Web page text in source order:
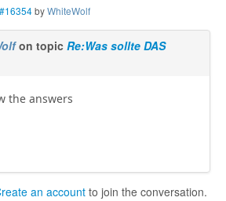
#16354byWhiteWolf
on topic Re:Was sollte DAS
the answers
an account to join the conversation.